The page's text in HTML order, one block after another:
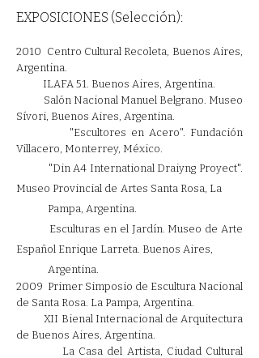
EXPOSICIONES (Selección):
2010 Centro Cultural Recoleta, Buenos Aires,
Argentina.
ILAFA 51. Buenos Aires, Argentina.
Salón Nacional Manuel Belgrano. Museo
Sívori, Buenos Aires, Argentina.
"Escultores en Acero". Fundación
Villacero, Monterrey, México.
"Din A4 International Draiyng Proyect".
Museo Provincial de Artes Santa Rosa, La
Pampa, Argentina.
Esculturas en el Jardín. Museo de Arte
Español Enrique Larreta. Buenos Aires,
Argentina.
2009 Primer Simposio de Escultura Nacional
de Santa Rosa. La Pampa, Argentina.
XII Bienal Internacional de Arquitectura
de Buenos Aires, Argentina.
La Casa del Artista, Ciudad Cultural